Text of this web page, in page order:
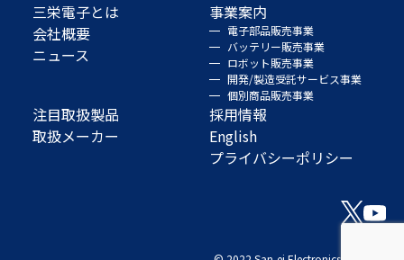
三栄電子とは
会社概要
ニュース
事業案内
電子部品販売事業
バッテリー販売事業
ロボット販売事業
開発/製造受託サービス事業
個別商品販売事業
注目取扱製品
取扱メーカー
採用情報
English
プライバシーポリシー